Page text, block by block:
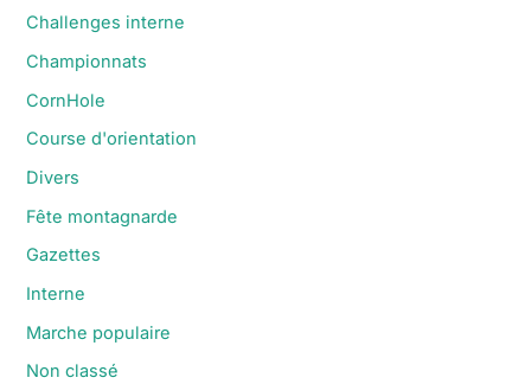
Challenges interne
Championnats
CornHole
Course d'orientation
Divers
Fête montagnarde
Gazettes
Interne
Marche populaire
Non classé